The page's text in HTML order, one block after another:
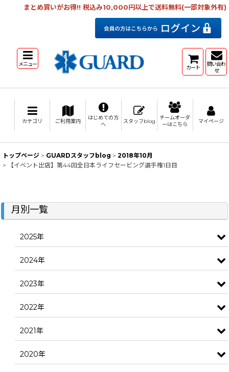
まとめ買いがお得!! 税込み10,000円以上で送料無料(一部対象外有)
メニュー カート
問い合わ
せ
カテゴリ ご利用案内
はじめての方
へ
スタッフblog
チームオーダ
ーはこちら
マイページ
トップページ > GUARDスタッフblog > 2018年10月
>
【イベント出店】第44回全日本ライフセービング選手権1日目
月別一覧
2025年
2024年
2023年
2022年
2021年
2020年